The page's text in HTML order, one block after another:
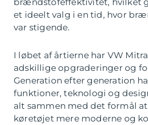
et ideelt valg i en tid, hvor
var stigende.
I løbet af årtierne har VW
adskillige opgraderinger og
Generation efter generation
funktioner, teknologi og
alt sammen med det formål
køretøjet mere moderne og